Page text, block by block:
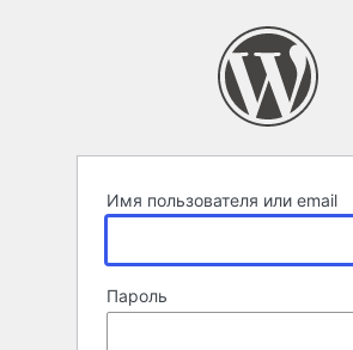
Имя пользователя или email
Пароль